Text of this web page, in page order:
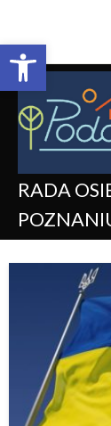
Otwórz
RADA